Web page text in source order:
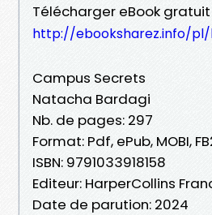
Télécharger eBook
http://ebooksharez.info/pl/
Campus Secrets
Natacha Bardagi
Nb. de pages: 297
Format: Pdf, ePub, MOBI,
ISBN: 9791033918158
Editeur: HarperCollins
Date de parution: 2024